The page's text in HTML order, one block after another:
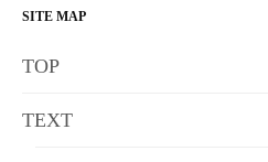
ー
シ
ン
SITE MAP
TOP
TEXT